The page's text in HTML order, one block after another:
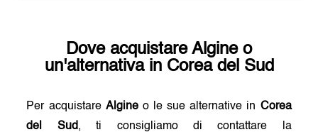
Dove acquistare Algineo
un'alternativa in Corea del Sud
Per acquistare Algineo le sue alternative in Corea
del Sud, ti consigliamo di contattare la